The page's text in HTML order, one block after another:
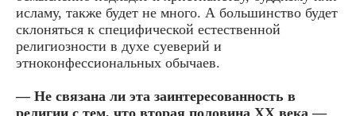
исламу, также будет не много. А большинство будет
склоняться к специфической естественной
религиозности в духе суеверий и
этноконфессиональных обычаев.
— Не связана ли эта заинтересованность в
религии с тем, что вторая половина XX века —